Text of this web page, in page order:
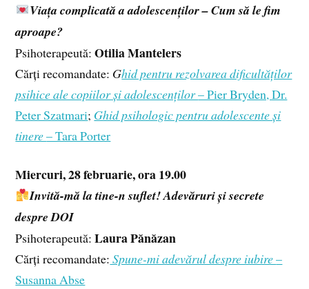
Viața complicată a adolescenților – Cum să le fim
aproape?
Psihoterapeută:Otilia Mantelers
Cărți recomandate: Ghid pentru rezolvarea dificultăților
psihice ale copiilor și adolescenților– Pier Bryden, Dr.
Peter Szatmari; Ghid psihologic pentru adolescente și
tinere– Tara Porter
Miercuri, 28 februarie, ora 19.00
Invită-mă la tine-n suflet! Adevăruri și secrete
despre DOI
Psihoterapeută:Laura Pănăzan
Cărți recomandate: Spune-mi adevărul despre iubire–
Susanna Abse